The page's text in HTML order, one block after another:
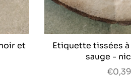
et
Etiquette tissées
sauge -
€0,39